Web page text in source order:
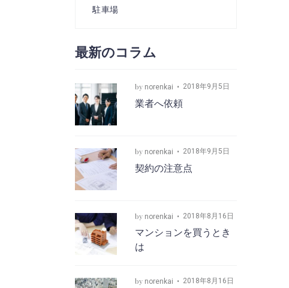
駐車場
最新のコラム
by norenkai 2018年9月5日
業者へ依頼
by norenkai 2018年9月5日
契約の注意点
by norenkai 2018年8月16日
マンションを買うとき
は
by norenkai 2018年8月16日